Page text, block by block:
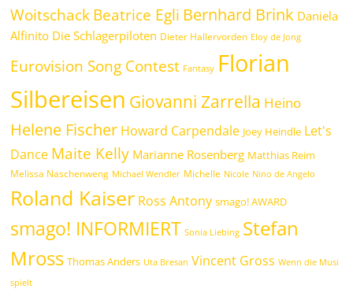
WoitschackBeatrice Egli Bernhard Brink Daniela
Alfinito Die Schlagerpiloten Dieter Hallervorden Eloy de Jong
Eurovision Song Contest Fantasy Florian
Silbereisen Giovanni Zarrella Heino
Helene Fischer Howard Carpendale Joey Heindle Let's
Dance Maite Kelly Marianne Rosenberg Matthias Reim
Melissa Naschenweng Michael Wendler Michelle Nicole Nino de Angelo
Roland Kaiser Ross Antony smago! AWARD
smago! INFORMIERT Sonia Liebing Stefan
Mross Thomas Anders Uta Bresan Vincent Gross Wenn die Musi
spielt